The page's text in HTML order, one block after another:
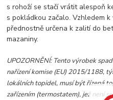
s rohoží se stačí vrátit alespoň
s pokládkou začalo. Vzhledem
přednostně určena k zalití do
mazaniny.
UPOZORNĚNÍ: Tento výrobek
nařízení komise (EU) 2015/1188,
lokálních topidel, musí být řízená
zařízením (termostatem), jež není